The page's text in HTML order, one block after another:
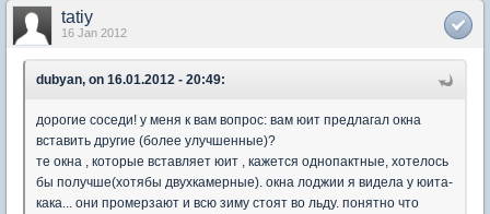
tatiy
16 Jan 2012
dubyan, on 16.01.2012 - 20:49:
дорогие соседи! у меня к вам вопрос: вам юит предлагал окна
вставить другие (более улучшенные)?
те окна , которые вставляет юит , кажется однопактные, хотелось
бы получше(хотябы двухкамерные). окна лоджии я видела у юита-
кака... они промерзают и всю зиму стоят во льду. понятно что